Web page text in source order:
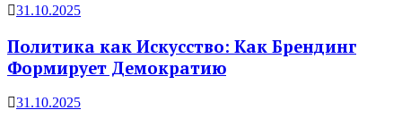
31.10.2025
Политика как Искусство: Как Брендинг
Формирует Демократию
31.10.2025